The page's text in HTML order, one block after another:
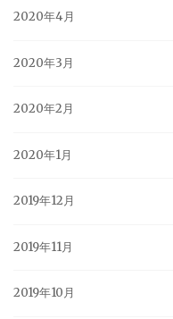
2020年4月
2020年3月
2020年2月
2020年1月
2019年12月
2019年11月
2019年10月